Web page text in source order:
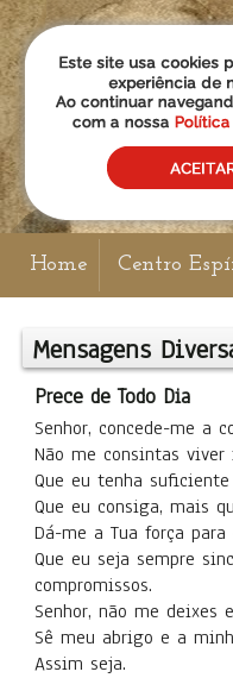
Home Centro
Mensagens
Prece de Todo Dia
Senhor, concede-me a
Não me consintas
Que eu tenha
Que eu consiga, mais
Dá-me a Tua força
Que eu seja sempre
compromissos.
Senhor, não me
Sê meu abrigo e a
Assim seja.